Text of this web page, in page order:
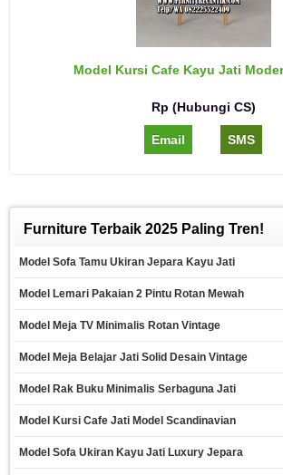
Model Kursi Cafe Kayu Jati
Rp (Hubungi CS)
Email SMS
Furniture Terbaik 2025 Paling Tren!
Model Sofa Tamu Ukiran Jepara Kayu Jati
Model Lemari Pakaian 2 Pintu Rotan Mewah
Model Meja TV Minimalis Rotan Vintage
Model Meja Belajar Jati Solid Desain Vintage
Model Rak Buku Minimalis Serbaguna Jati
Model Kursi Cafe Jati Model Scandinavian
Model Sofa Ukiran Kayu Jati Luxury Jepara